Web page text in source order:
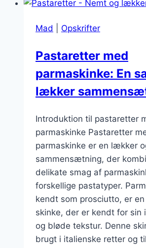
for
hurtig
Mad Opskrifter
Pastaretter med
parmaskinke: En
lækker
Introduktion til pastaretter
parmaskinke Pastaretter
parmaskinke er en lækker
sammensætning, der
delikate smag af
forskellige pastatyper.
kendt som prosciutto, er
skinke, der er kendt for sin
og bløde tekstur. Denne
brugt i italienske retter og